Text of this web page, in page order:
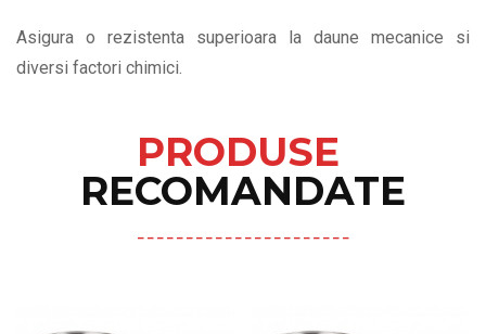
Asigura o rezistenta superioara la daune mecanice si
diversi factori chimici.
PRODUSE
RECOMANDATE